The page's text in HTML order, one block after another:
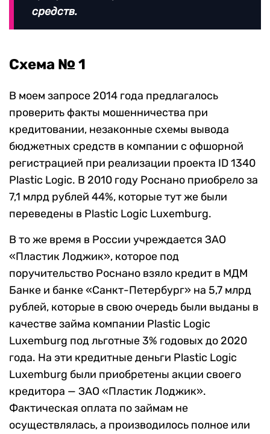
средств.
Схема № 1
В моем запросе 2014 года предлагалось
проверить факты мошенничества при
кредитовании, незаконные схемы вывода
бюджетных средств в компании с офшорной
регистрацией при реализации проекта ID 1340
Plastic Logic. В 2010 году Роснано приобрело за
7,1 млрд рублей 44%, которые тут же были
переведены в Plastic Logic Luxemburg.
В то же время в России учреждается ЗАО
«Пластик Лоджик», которое под
поручительство Роснано взяло кредит в МДМ
Банке и банке «Санкт-Петербург» на 5,7 млрд
рублей, которые в свою очередь были выданы в
качестве займа компании Plastic Logic
Luxemburg под льготные 3% годовых до 2020
года. На эти кредитные деньги Plastic Logic
Luxemburg были приобретены акции своего
кредитора — ЗАО «Пластик Лоджик».
Фактическая оплата по займам не
осуществлялась, а производилось полное или